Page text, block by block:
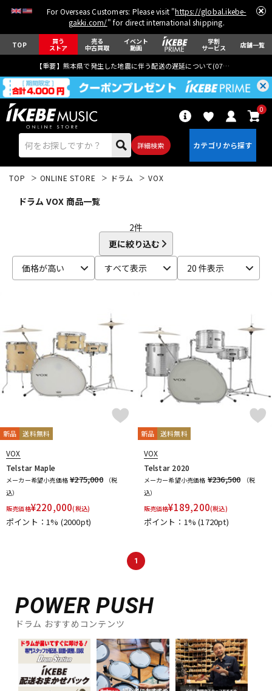
For Overseas Customers: Please visit "https://global.ikebe-
gakki.com/" for direct international shipping.
TOP 買う
ストア
売る
中古買取
イベント
動画
学割
サービス 店舗一覧
【重要】熊本県で発生した地震に伴う配送の遅延について(07月29日
詳細検索
0
ドラム パーカッション
キーボード 電子ピアノ
アンプ エフェクター
DJ機器 DTM
配信/ライブ機器
中古 ヴィンテージ
TOP ONLINE STORE ドラム VOX
ドラム VOX 商品一覧
2件
更に絞り込む
価格が高い
すべて表示 20 件表示
新品 送料無料
VOX
Telstar Maple
メーカー希望小売価格 ¥275,000
（税
込）
販売価格¥220,000(税込)
ポイント：1% (2000pt)
新品 送料無料
VOX
Telstar 2020
メーカー希望小売価格 ¥236,500
（税
込）
販売価格¥189,200(税込)
ポイント：1%(1720pt)
1
POWER PUSH
ドラム おすすめコンテンツ